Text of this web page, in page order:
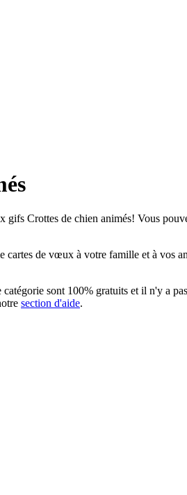
Crottes de chien animés! Vous
de vœux à votre famille et à vos
sont 100% gratuits et il n'y a
section d'aide.